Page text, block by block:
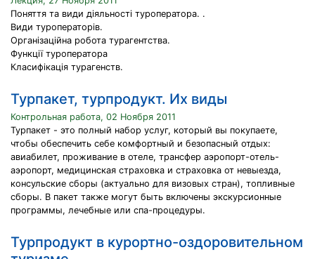
Поняття та види діяльності туроператора. .
Види туроператорів.
Організаційна робота турагентства.
Функції туроператора
Класифікація турагенств.
Турпакет, турпродукт. Их виды
Контрольная работа, 02 Ноября 2011
Турпакет - это полный набор услуг, который вы покупаете,
чтобы обеспечить себе комфортный и безопасный отдых:
авиабилет, проживание в отеле, трансфер аэропорт-отель-
аэропорт, медицинская страховка и страховка от невыезда,
консульские сборы (актуально для визовых стран), топливные
сборы. В пакет также могут быть включены экскурсионные
программы, лечебные или спа-процедуры.
Турпродукт в курортно-оздоровительном